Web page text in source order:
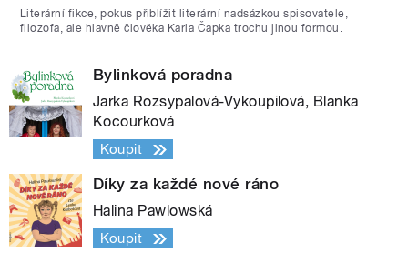
Literární fikce, pokus přiblížit literární nadsázkou spisovatele,
filozofa, ale hlavně člověka Karla Čapka trochu jinou formou.
Bylinková poradna
Jarka Rozsypalová-Vykoupilová, Blanka
Kocourková
Koupit
Díky za každé nové ráno
Halina Pawlowská
Koupit